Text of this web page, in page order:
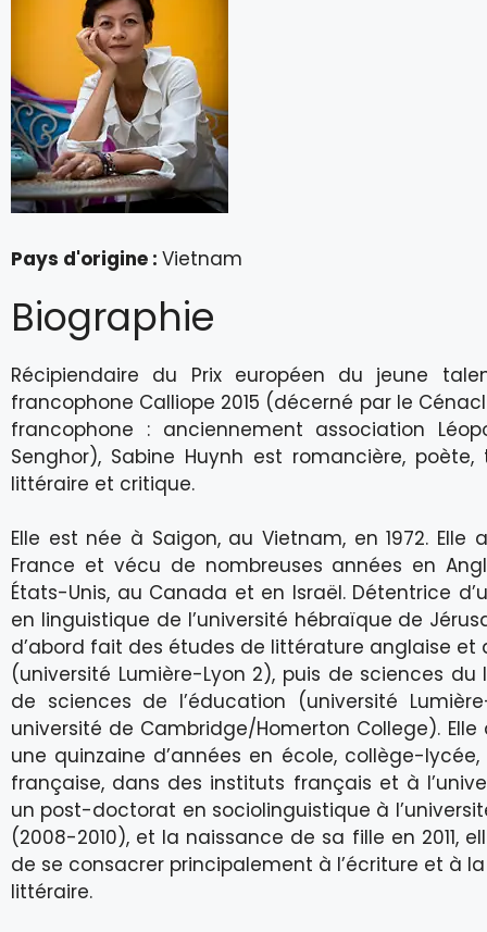
Pays d'origine : Vietnam
Biographie
Récipiendaire du Prix européen du jeune
francophone Calliope 2015 (décerné par le
francophone : anciennement association
Senghor), Sabine Huynh est romancière,
littéraire et critique.
Elle est née à Saigon, au Vietnam, en 1972. Elle
France et vécu de nombreuses années en
États-Unis, au Canada et en Israël. Détentrice
en linguistique de l’université hébraïque de
d’abord fait des études de littérature anglaise et
(université Lumière-Lyon 2), puis de sciences
de sciences de l’éducation (université
université de Cambridge/Homerton College). Elle
une quinzaine d’années en école, collège-lycée,
française, dans des instituts français et à
un post-doctorat en sociolinguistique à
(2008-2010), et la naissance de sa fille en 2011,
de se consacrer principalement à l’écriture et à
littéraire.